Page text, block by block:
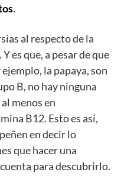
.
al respecto de la
es que, a pesar de que
la papaya, son
B, no hay ninguna
menos en
B12. Esto es así,
en decir lo
que hacer una
para descubrirlo.